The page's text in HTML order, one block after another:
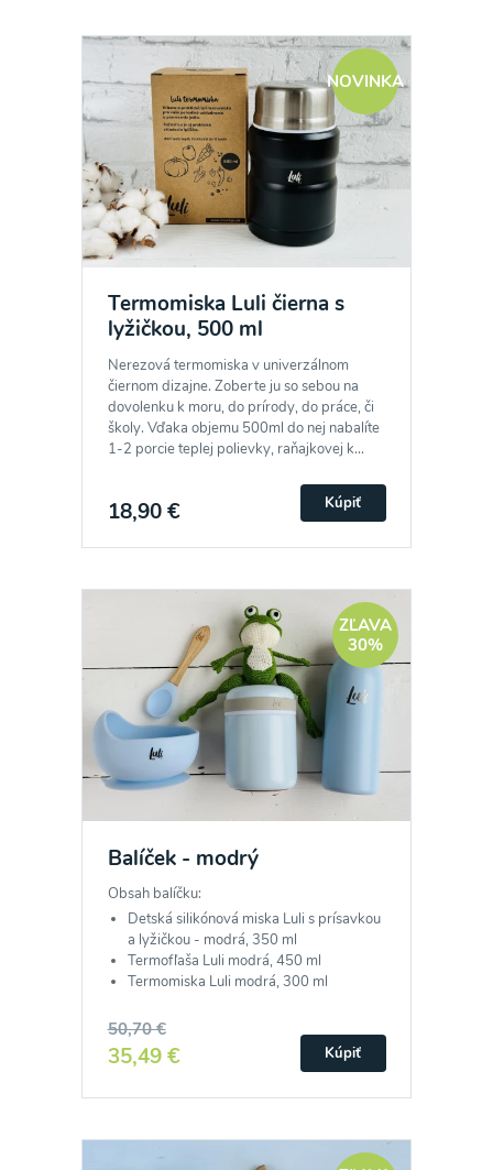
NOVINKA
Termomiska Luli čierna s
lyžičkou, 500 ml
Nerezová termomiska v univerzálnom
čiernom dizajne. Zoberte ju so sebou na
dovolenku k moru, do prírody, do práce, či
školy. Vďaka objemu 500ml do nej nabalíte
1-2 porcie teplej polievky, raňajkovej k...
18,90 € Kúpiť
ZĽAVA
30%
Balíček - modrý
Obsah balíčku:
Detská silikónová miska Luli s prísavkou
a lyžičkou - modrá, 350 ml
Termofľaša Luli modrá, 450 ml
Termomiska Luli modrá, 300 ml
50,70 €
35,49 € Kúpiť